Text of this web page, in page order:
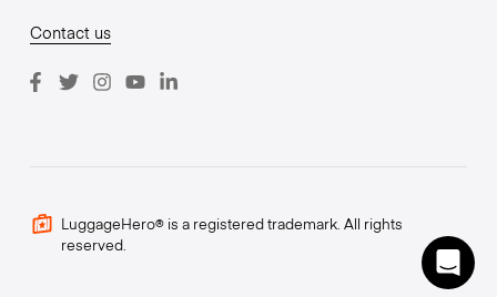
Contact us
LuggageHero® is a registered trademark. All rights
reserved.